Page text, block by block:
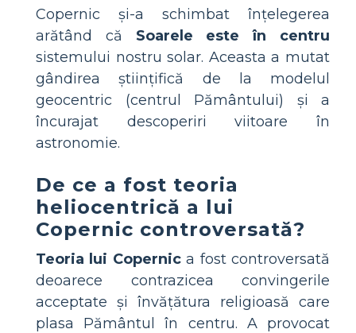
Copernic și-a schimbat înțelegerea
arătând că Soarele este în centru
sistemului nostru solar. Aceasta a mutat
gândirea științifică de la modelul
geocentric (centrul Pământului) și a
încurajat descoperiri viitoare în
astronomie.
De ce a fost teoria
heliocentrică a lui
Copernic controversată?
Teoria lui Copernica fost controversată
deoarece contrazicea convingerile
acceptate și învățătura religioasă care
plasa Pământul în centru. A provocat